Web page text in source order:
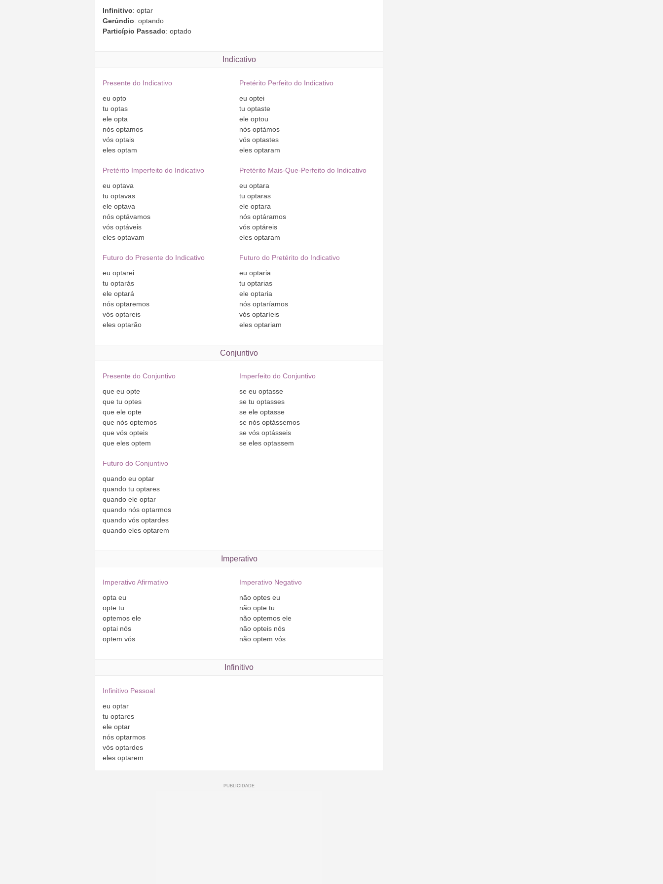
Infinitivo: optar
Gerúndio: optando
Particípio Passado: optado
Indicativo
Presente do Indicativo
eu opto
tu optas
ele opta
nós optamos
vós optais
eles optam
Pretérito Perfeito do Indicativo
eu optei
tu optaste
ele optou
nósoptámos
vósoptastes
elesoptaram
Pretérito Imperfeito do Indicativo
eu optava
tu optavas
ele optava
nós optávamos
vós optáveis
eles optavam
Pretérito Mais-Que-Perfeito do Indicativo
eu optara
tu optaras
ele optara
nósoptáramos
vósoptáreis
elesoptaram
Futuro do Presente do Indicativo
eu optarei
tu optarás
ele optará
nós optaremos
vós optareis
eles optarão
Futuro do Pretérito do Indicativo
eu optaria
tu optarias
ele optaria
nósoptaríamos
vósoptaríeis
elesoptariam
Conjuntivo
Presente do Conjuntivo
que eu opte
que tu optes
que ele opte
que nós optemos
que vós opteis
que eles optem
Imperfeito do Conjuntivo
se eu optasse
se tu optasses
se ele optasse
se nósoptássemos
se vósoptásseis
se elesoptassem
Futuro do Conjuntivo
quando eu optar
quando tu optares
quando ele optar
quando nós optarmos
quando vós optardes
quando eles optarem
Imperativo
Imperativo Afirmativo
opta eu
opte tu
optemos ele
optai nós
optem vós
Imperativo Negativo
nãooptes eu
nãoopte tu
nãooptemos ele
nãoopteis nós
nãooptem vós
Infinitivo
Infinitivo Pessoal
eu optar
tu optares
ele optar
nós optarmos
vós optardes
eles optarem